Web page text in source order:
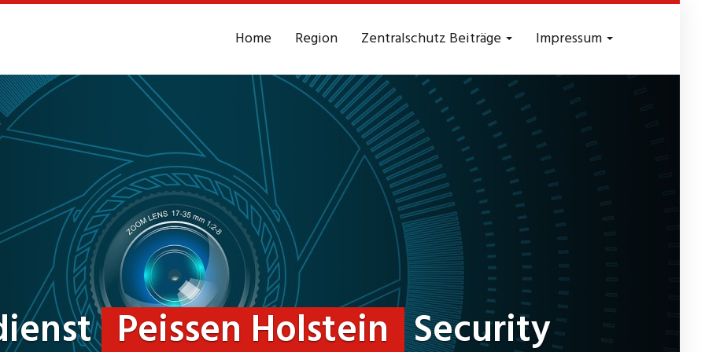
Home Region Zentralschutz Beiträge Impressum
Peissen Holstein Security